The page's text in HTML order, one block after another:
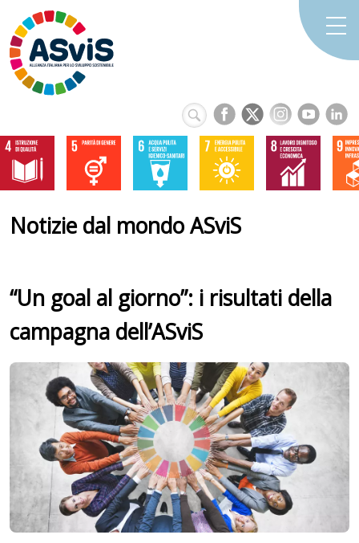
Notizie dal mondo ASviS
“Un goal al giorno”: i risultati della
campagna dell’ASviS